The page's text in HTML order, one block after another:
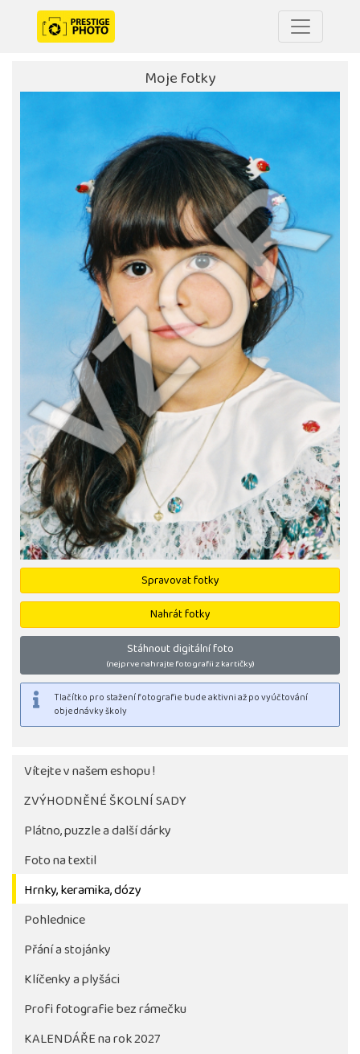
Moje fotky
Spravovat fotky
Nahrát fotky
Stáhnout digitální foto
(nejprve nahrajte fotografii z kartičky)
Tlačítko pro stažení fotografie bude aktivni až po
objednávky školy
Vítejte v našem eshopu !
ZVÝHODNĚNÉ ŠKOLNÍ SADY
Plátno, puzzle a další dárky
Foto na textil
Hrnky, keramika, dózy
Pohlednice
Přání a stojánky
Klíčenky a plyšáci
Profi fotografie bez rámečku
KALENDÁŘE na rok 2027